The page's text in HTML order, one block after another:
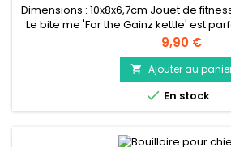
Dimensions : 10x8x6,7cm Jouet de
Le bite me 'For the Gainz kettle' est
de triche! Votre chien a l'air de faire du
vous pouvez cacher des snacks à
Mais chut ! C'est un secret ! Le
naturel, comporte une poignée
Prix
9,90 €
 Ajouter au
 En stock